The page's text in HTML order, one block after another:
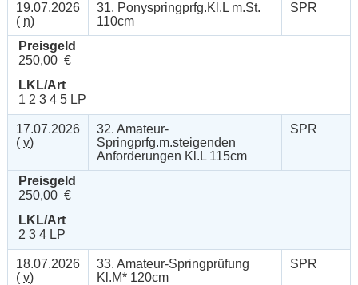
19.07.2026
( n)
31. Ponyspringprfg.Kl.L m.St.
110cm
SPR
Preisgeld
250,00 €
LKL/Art
1 2 3 4 5 LP
17.07.2026
( v)
32. Amateur-
Springprfg.m.steigenden
Anforderungen Kl.L 115cm
SPR
Preisgeld
250,00 €
LKL/Art
2 3 4 LP
18.07.2026
( v)
33. Amateur-Springprüfung
Kl.M* 120cm
SPR